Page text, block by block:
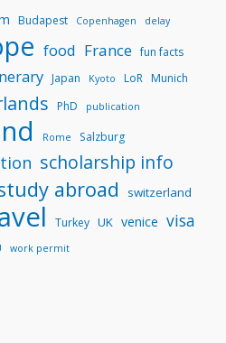
Budapest Copenhagen delay
food France fun facts
Japan Kyoto LoR Munich
PhD publication
Rome Salzburg
scholarship info
abroad switzerland
Turkey UK venice visa
work permit